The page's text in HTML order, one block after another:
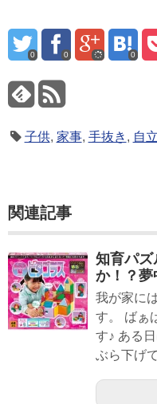
0 0 0
子供, 家事, 手抜き , 自立
関連記事
知育パズ
か！？
我が家に
す。 ばぁ
す♪ ある
ぶら下げ